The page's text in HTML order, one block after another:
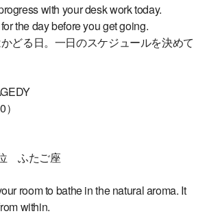
with your desk work today.
the day before you get going.
どる日。一日のスケジュールを決めて
ふたご座
room to bathe in the natural aroma. It
within.